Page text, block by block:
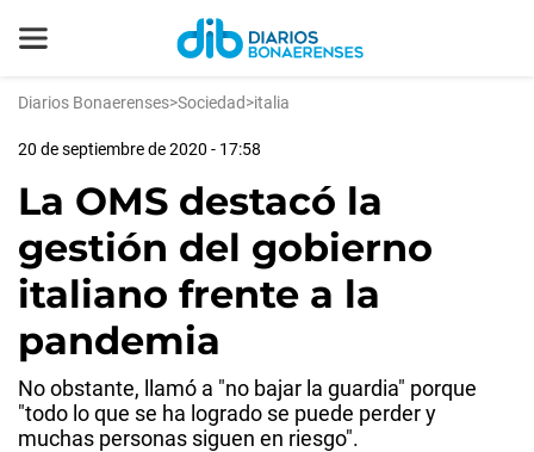
Diarios Bonaerenses>Sociedad>italia
20 de septiembre de 2020 - 17:58
La OMS destacó la
gestión del gobierno
italiano frente a la
pandemia
No obstante, llamó a "no bajar la guardia" porque
"todo lo que se ha logrado se puede perder y
muchas personas siguen en riesgo".